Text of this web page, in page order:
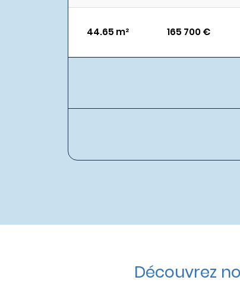
44.65 m² 165 700 €
Découvrez